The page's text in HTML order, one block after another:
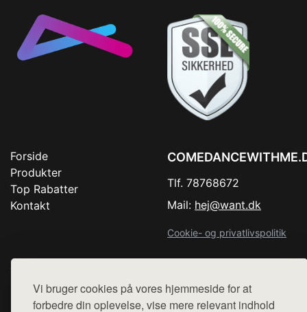
Vi bruger cookies på vores hjemmeside for at
forbedre din oplevelse, vise mere relevant indhold
Forside
Produkter
Top Rabatter
Kontakt
Tlf. 78768672
Mail: hej@want.dk
Cookie- og privatlivspolitik
Denne side er en del af want.dk, der udgiver en række